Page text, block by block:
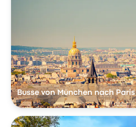
Busse von München nach Paris